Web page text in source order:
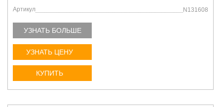
Артикул N131608
УЗНАТЬ БОЛЬШЕ
УЗНАТЬ ЦЕНУ
КУПИТЬ